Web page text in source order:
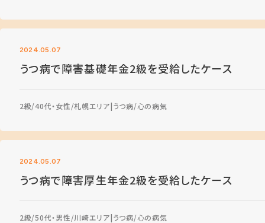
2024.05.07
うつ病で障害基礎年金2級を受給したケース
2級 40代・女性 札幌エリア うつ病 心の病気
2024.05.07
うつ病で障害厚生年金2級を受給したケース
2級 50代・男性 川崎エリア うつ病 心の病気